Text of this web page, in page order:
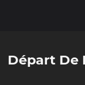
Départ De